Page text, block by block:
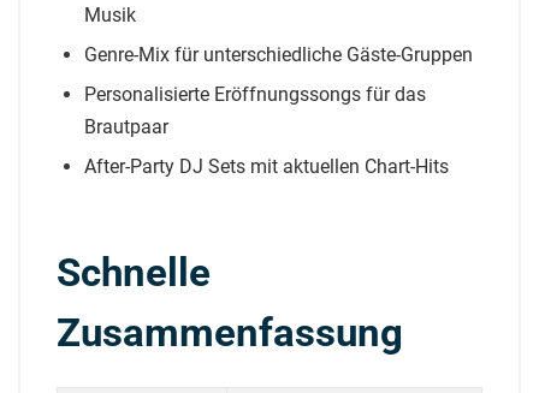
Musik
Genre-Mix für unterschiedliche Gäste-Gruppen
Personalisierte Eröffnungssongs für das
Brautpaar
After-Party DJ Sets mit aktuellen Chart-Hits
Schnelle
Zusammenfassung